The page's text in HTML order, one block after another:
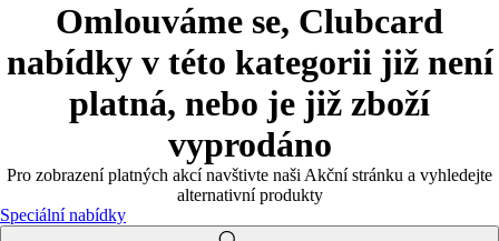
Omlouváme se, Clubcard
nabídky v této kategorii již není
platná, nebo je již zboží
vyprodáno
Pro zobrazení platných akcí navštivte naši Akční stránku a vyhledejte
alternativní produkty
Speciální nabídky